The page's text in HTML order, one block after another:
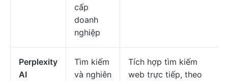
cấp
doanh
nghiệp
Perplexity
AI
Tìm kiếm
và nghiên
Tích hợp tìm kiếm
web trực tiếp, theo